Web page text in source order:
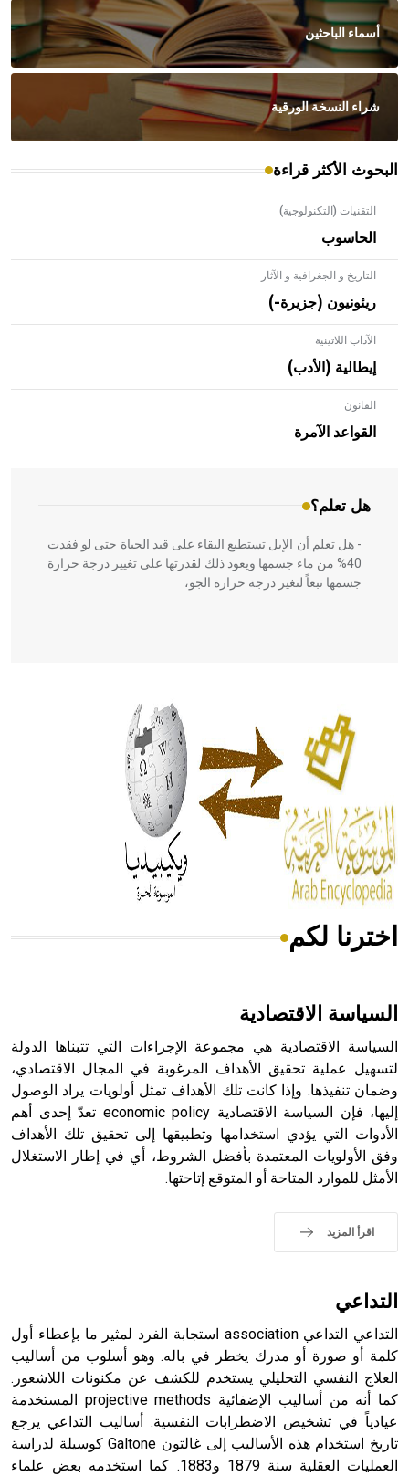
أسماء الباحثين
شراء النسخة الورقية
البحوث الأكثر قراءة
التقنيات (التكنولوجية)
الحاسوب
التاريخ و الجغرافية و الآثار
ريئونيون (جزيرة-)
الآداب اللاتينية
إيطالية (الأدب)
القانون
القواعد الآمرة
هل تعلم؟
- هل تعلم أن الأبلق نوع من الفنون الهندسية التي ارتبطت
بالعمارة الإسلامية في بلاد الشام ومصر خاصة، حيث يحرص
المعمار على بناء مداميكه وخاصة في الواجهات
- هل تعلم أن الإبل تستطيع البقاء على قيد الحياة حتى لو فقدت
40% من ماء جسمها ويعود ذلك لقدرتها على تغيير درجة حرارة
جسمها تبعاً لتغير درجة حرارة الجو،
الحكم، الأدلة، تنظيم التغذية، ورسالته في جروح الرأس. ويعود
له الفضل بأنه حرر الطب من الدين والفلسفة.
- هل تعلم أن المرجان إفراز حيواني يتكون في البحر ويتركب
من مادة كربونات الكلسيوم، وهو أحمر أو شديد الحمرة وهو
أجود أنواعه، ويمتاز بكبر الحجم ويسمى الش
هل تعلم أن الأبسيد كلمة فرنسية اللفظ تم اعتمادها مصطلحاً
- هل تعلم أن أبجر Abgar اسم معروف جيداً يعود إلى عدد من
الملوك الذين حكموا مدينة إديسا (الرها) من أبجر الأول وحتى
التاسع، وهم ينتسبون إلى أسرة أوسروين
اخترنا لكم
السياسة الاقتصادية
السياسة الاقتصادية هي مجموعة الإجراءات التي تتبناها الدولة
لتسهيل عملية تحقيق الأهداف المرغوبة في المجال الاقتصادي،
وضمان تنفيذها. وإذا كانت تلك الأهداف تمثل أولويات يراد الوصول
إليها، فإن السياسة الاقتصادية economic policy تعدّ إحدى أهم
الأدوات التي يؤدي استخدامها وتطبيقها إلى تحقيق تلك الأهداف
وفق الأولويات المعتمدة بأفضل الشروط، أي في إطار الاستغلال
الأمثل للموارد المتاحة أو المتوقع إتاحتها.
اقرأ المزيد
التداعي
التداعي التداعي association استجابة الفرد لمثير ما بإعطاء أول
كلمة أو صورة أو مدرك يخطر في باله. وهو أسلوب من أساليب
العلاج النفسي التحليلي يستخدم للكشف عن مكنونات اللاشعور.
كما أنه من أساليب الإضفائية projective methods المستخدمة
عيادياً في تشخيص الاضطرابات النفسية. أساليب التداعي يرجع
تاريخ استخدام هذه الأساليب إلى غالتون Galtone كوسيلة لدراسة
العمليات العقلية سنة 1879 و1883. كما استخدمه بعض علماء